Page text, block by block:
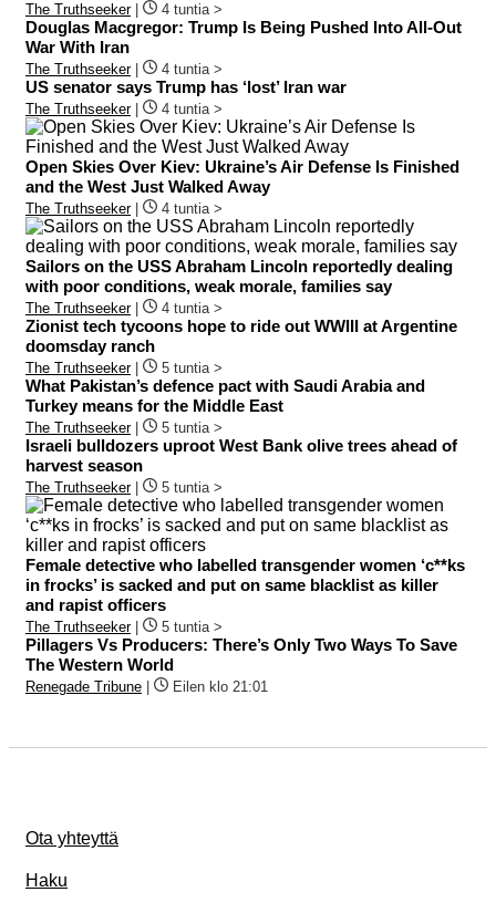
The Truthseeker| 4 tuntia >
Douglas Macgregor: Trump Is Being Pushed Into All-Out
War With Iran
The Truthseeker| 4 tuntia >
US senator says Trump has ‘lost’ Iran war
The Truthseeker| 4 tuntia >
Open Skies Over Kiev: Ukraine’s Air Defense Is Finished
and the West Just Walked Away
The Truthseeker| 4 tuntia >
Sailors on the USS Abraham Lincoln reportedly dealing
with poor conditions, weak morale, families say
The Truthseeker| 4 tuntia >
Zionist tech tycoons hope to ride out WWIII at Argentine
doomsday ranch
The Truthseeker| 5 tuntia >
What Pakistan’s defence pact with Saudi Arabia and
Turkey means for the Middle East
The Truthseeker| 5 tuntia >
Israeli bulldozers uproot West Bank olive trees ahead of
harvest season
The Truthseeker| 5 tuntia >
Female detective who labelled transgender women ‘c**ks
in frocks’ is sacked and put on same blacklist as killer
and rapist officers
The Truthseeker| 5 tuntia >
Pillagers Vs Producers: There’s Only Two Ways To Save
The Western World
Renegade Tribune Eilen klo 21:01
Ota yhteyttä
Haku